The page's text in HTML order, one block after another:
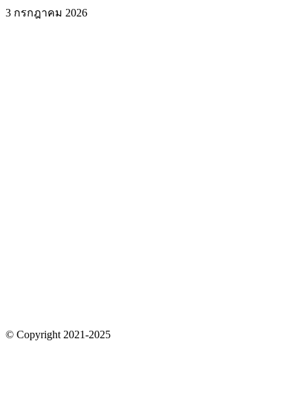
3 กรกฎาคม 2026
© Copyright 2021-2025